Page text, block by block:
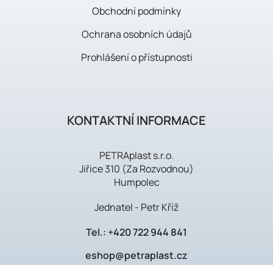
Obchodní podmínky
Ochrana osobních údajů
Prohlášení o přístupnosti
KONTAKTNÍ INFORMACE
PETRAplast s.r.o.
Jiřice 310 (Za Rozvodnou)
Humpolec
Jednatel - Petr Kříž
Tel.: +420 722 944 841
eshop@petraplast.cz